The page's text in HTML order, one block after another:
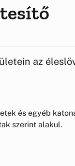
az
és egyéb
szerint alakul.